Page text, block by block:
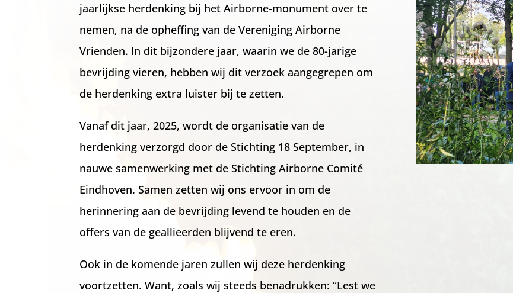
jaarlijkse herdenking bij het Airborne-monument over te
nemen, na de opheffing van de Vereniging Airborne
Vrienden. In dit bijzondere jaar, waarin we de 80-jarige
bevrijding vieren, hebben wij dit verzoek aangegrepen om
de herdenking extra luister bij te zetten.
Vanaf dit jaar, 2025, wordt de organisatie van de
herdenking verzorgd door de Stichting 18 September, in
nauwe samenwerking met de Stichting Airborne Comité
Eindhoven. Samen zetten wij ons ervoor in om de
herinnering aan de bevrijding levend te houden en de
offers van de geallieerden blijvend te eren.
Ook in de komende jaren zullen wij deze herdenking
voortzetten. Want, zoals wij steeds benadrukken: “Lest we